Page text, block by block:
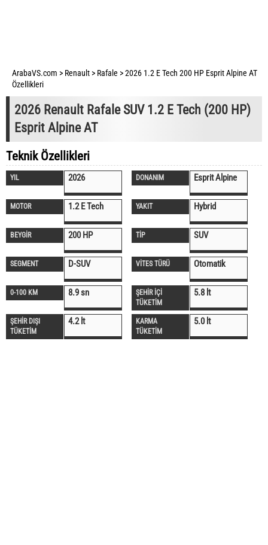
ArabaVS.com > Renault > Rafale >2026 1.2 E Tech 200 HP Esprit Alpine AT
Özellikleri
2026 Renault Rafale SUV 1.2 E Tech (200 HP)
Esprit Alpine AT
Teknik Özellikleri
YIL 2026 DONANIM Esprit Alpine
MOTOR 1.2 E Tech YAKIT Hybrid
BEYGİR 200 HP TİP SUV
SEGMENT D-SUV VİTES TÜRÜ Otomatik
0-100 KM 8.9 sn
ŞEHİR İÇİ
TÜKETİM
5.8 lt
ŞEHİR DIŞI
TÜKETİM
4.2 lt
KARMA
TÜKETİM
5.0 lt